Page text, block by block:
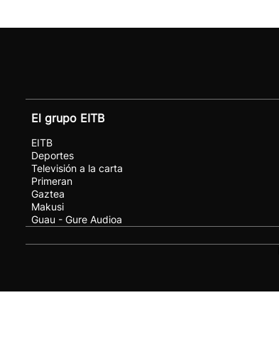
El grupo EITB
EITB
Deportes
Televisión a la carta
Primeran
Gaztea
Makusi
Guau - Gure Audioa